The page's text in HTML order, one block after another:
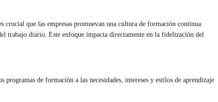
crucial que las empresas promuevan una cultura de formación continua.
trabajo diario. Este enfoque impacta directamente en la fidelización del
de formación a las necesidades, intereses y estilos de aprendizaje